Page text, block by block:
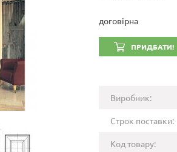
договірна
ПРИДБАТИ!
Виробник:
Строк поставки:
Код товару: